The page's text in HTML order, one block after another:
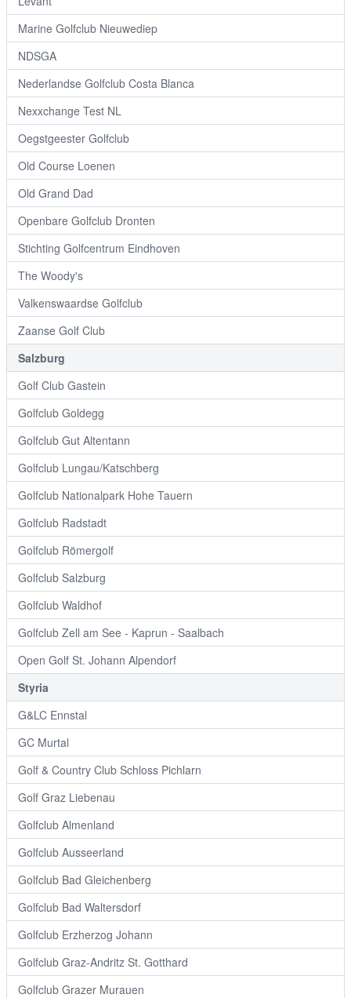
Marine Golfclub Nieuwediep
NDSGA
Nederlandse Golfclub Costa Blanca
Nexxchange Test NL
Oegstgeester Golfclub
Old Course Loenen
Old Grand Dad
Openbare Golfclub Dronten
Stichting Golfcentrum Eindhoven
The Woody's
Valkenswaardse Golfclub
Zaanse Golf Club
Salzburg
Golf Club Gastein
Golfclub Goldegg
Golfclub Gut Altentann
Golfclub Lungau/Katschberg
Golfclub Nationalpark Hohe Tauern
Golfclub Radstadt
Golfclub Römergolf
Golfclub Salzburg
Golfclub Waldhof
Golfclub Zell am See - Kaprun - Saalbach
Open Golf St. Johann Alpendorf
Styria
G&LC Ennstal
GC Murtal
Golf & Country Club Schloss Pichlarn
Golf Graz Liebenau
Golfclub Almenland
Golfclub Ausseerland
Golfclub Bad Gleichenberg
Golfclub Bad Waltersdorf
Golfclub Erzherzog Johann
Golfclub Graz-Andritz St. Gotthard
Golfclub Grazer Murauen